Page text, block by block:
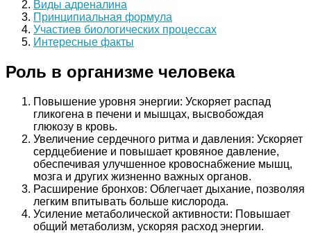
Виды адреналина
Принципиальная формула
Участиев биологических процессах
Интересные факты
Роль в организме человека
Повышение уровня энергии: Ускоряет распад
гликогена в печени и мышцах, высвобождая
глюкозу в кровь.
Увеличение сердечного ритма и давления: Ускоряет
сердцебиение и повышает кровяное давление,
обеспечивая улучшенное кровоснабжение мышц,
мозга и других жизненно важных органов.
Расширение бронхов: Облегчает дыхание, позволяя
легким впитывать больше кислорода.
Усиление метаболической активности: Повышает
общий метаболизм, ускоряя расход энергии.